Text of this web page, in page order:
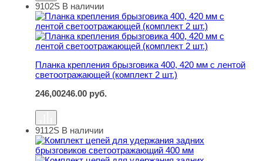
Планка крепления брызговика 400, 420 мм с лентой
9102S В наличии
Планка крепления брызговика 400, 420 мм с лентой
светоотражающей (комплект 2 шт.)
246,00246.00 руб.
Комплект цепей для удержания задних брызговиков
9112S В наличии